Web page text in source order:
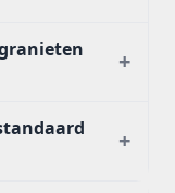
+
+